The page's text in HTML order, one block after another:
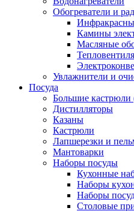
Обогреватели и
Камины
Масляные
Увлажнители и
Посуда
Большие кастрюли
Дистилляторы
Казаны
Кастрюли
Лапшерезки и
Мантоварки
Наборы посуды
Кухонные
Наборы
Наборы
Столовые